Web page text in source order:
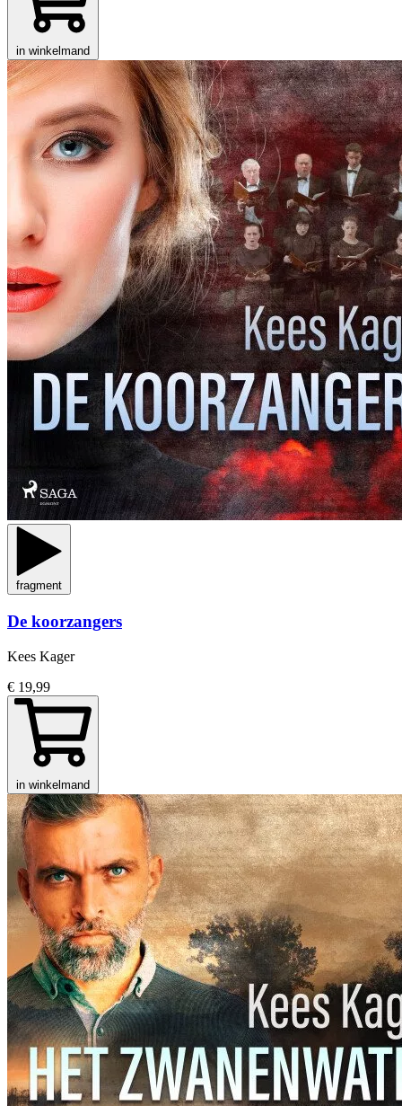
in winkelmand
fragment
De koorzangers
Kees Kager
€ 19,99
in winkelmand